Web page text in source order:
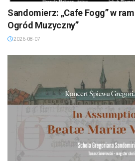
Sandomierz: „Cafe Fogg” w
Ogród Muzyczny”
2026-08-07